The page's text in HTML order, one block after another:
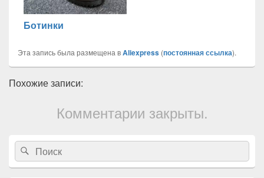
Ботинки
Эта запись была размещена вAliexpress (постоянная ссылка).
Похожие записи:
Комментарии закрыты.
Область
основной
боковой
панели
Search
for:
Search